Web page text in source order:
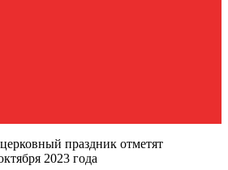
праздник отметят
2023 года